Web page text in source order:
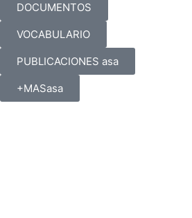
DOCUMENTOS
VOCABULARIO
PUBLICACIONES asa
+MASasa